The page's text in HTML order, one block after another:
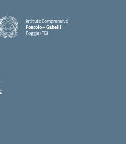
Istituto Comprensivo
Foscolo – Gabelli
Foggia (FG)
— Visita la pagina iniziale della scuola